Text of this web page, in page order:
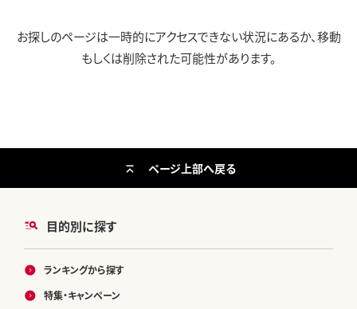
お探しのページは一時的にアクセスできない状況にあるか、移動
もしくは削除された可能性があります。
目的別に探す
ランキングから探す
特集・キャンペーン
ページ上部へ戻る